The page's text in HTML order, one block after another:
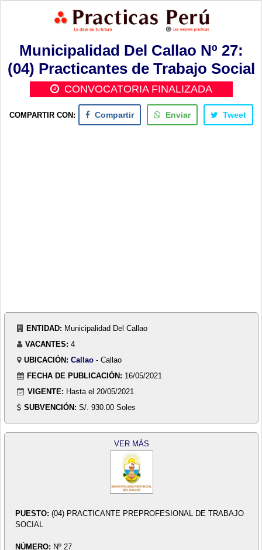
Municipalidad Del Callao Nº 27:
(04) Practicantes de Trabajo Social
CONVOCATORIA FINALIZADA
COMPARTIR CON: Compartir Enviar Tweet
ENTIDAD: Municipalidad Del Callao
VACANTES: 4
UBICACIÓN: Callao - Callao
FECHA DE PUBLICACIÓN: 16/05/2021
VIGENTE: Hasta el 20/05/2021
SUBVENCIÓN: S/. 930.00 Soles
VER MÁS
PUESTO: (04) PRACTICANTE PREPROFESIONAL DE TRABAJO
SOCIAL
NÚMERO: Nº 27